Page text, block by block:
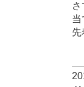
当
先